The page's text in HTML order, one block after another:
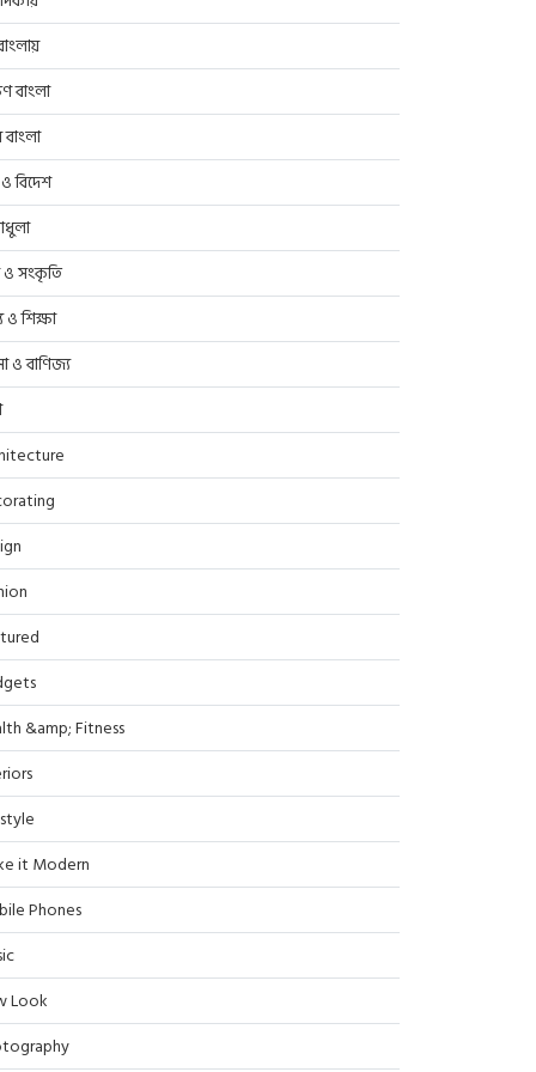
বাংলা
বাংলা
বিদেশ
ও সংকৃতি
ও শিক্ষা
ও বাণিজ্য
&amp; Fitness
it Modern
Phones
Look